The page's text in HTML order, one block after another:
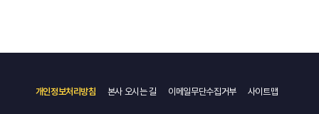
개인정보처리방침 본사 오시는 길 이메일무단수집거부 사이트맵